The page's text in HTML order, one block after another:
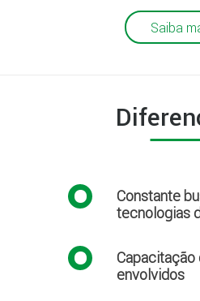
Saiba
Constante
tecnologias
envolvidos